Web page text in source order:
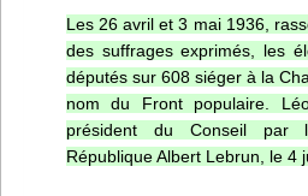
Les 26 avril et 3 mai 1936,
des suffrages exprimés, les
députés sur 608 siéger à la
nom du Front populaire.
président du Conseil par
République Albert Lebrun, le 4